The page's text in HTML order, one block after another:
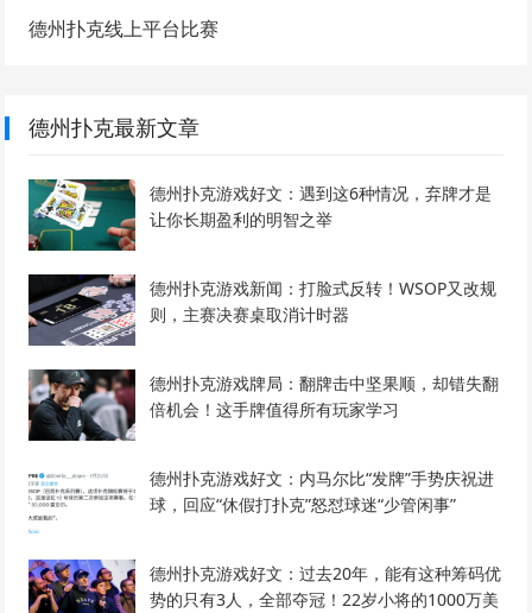
德州扑克线上平台比赛
德州扑克最新文章
德州扑克游戏好文：遇到这6种情况，弃牌才是
让你长期盈利的明智之举
德州扑克游戏新闻：打脸式反转！WSOP又改规
则，主赛决赛桌取消计时器
德州扑克游戏牌局：翻牌击中坚果顺，却错失翻
倍机会！这手牌值得所有玩家学习
德州扑克游戏好文：内马尔比“发牌”手势庆祝进
球，回应“休假打扑克”怒怼球迷“少管闲事”
德州扑克游戏好文：过去20年，能有这种筹码优
势的只有3人，全部夺冠！22岁小将的1000万美